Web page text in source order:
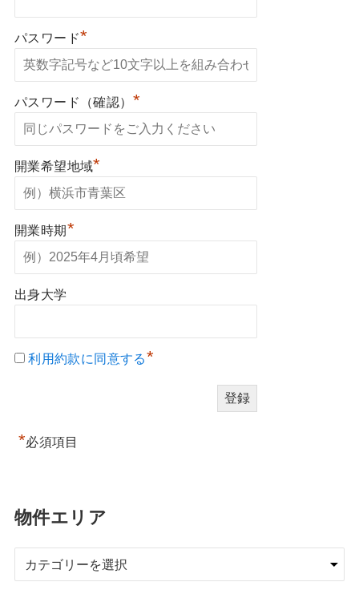
パスワード*
パスワード（確認） *
開業希望地域*
開業時期*
出身大学
利用約款に同意する*
*必須項目
物件エリア